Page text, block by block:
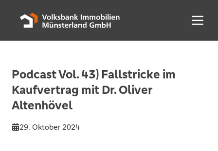
Menü
Podcast Vol. 43) Fallstricke im
Kaufvertrag mit Dr. Oliver
Altenhövel
29. Oktober 2024